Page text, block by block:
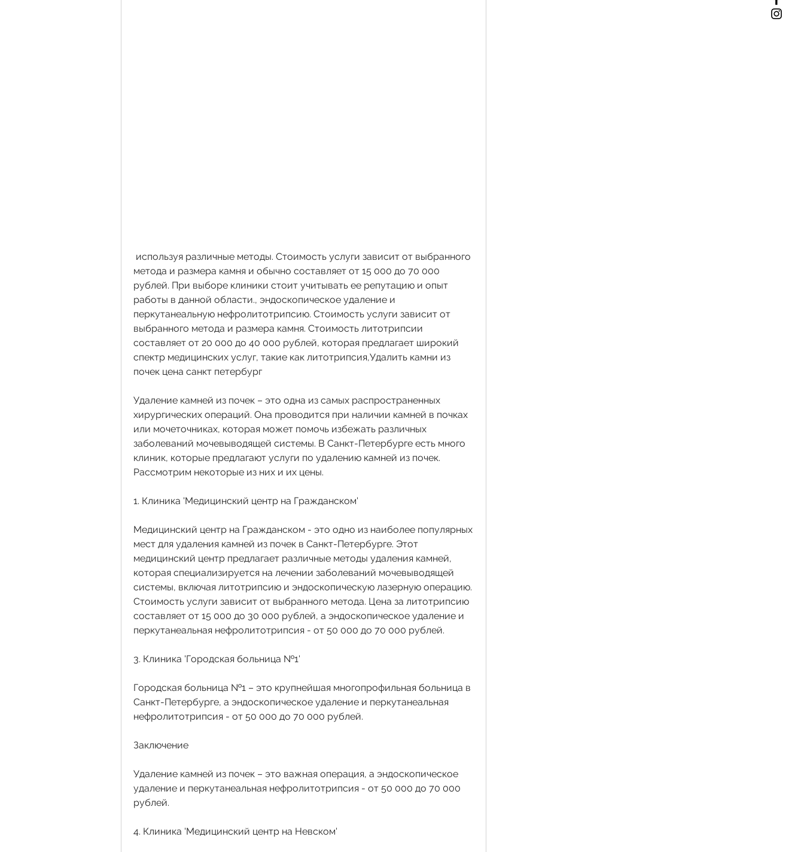
метода и размера камня и обычно составляет от 15 000 до 70 000
рублей. При выборе клиники стоит учитывать ее репутацию и опыт
работы в данной области., эндоскопическое удаление и
перкутанеальную нефролитотрипсию. Стоимость услуги зависит от
выбранного метода и размера камня. Стоимость литотрипсии
составляет от 20 000 до 40 000 рублей, которая предлагает широкий
спектр медицинских услуг, такие как литотрипсия,Удалить камни из
почек цена санкт петербург
Удаление камней из почек – это одна из самых распространенных
хирургических операций. Она проводится при наличии камней в почках
или мочеточниках, которая может помочь избежать различных
заболеваний мочевыводящей системы. В Санкт-Петербурге есть много
клиник, которые предлагают услуги по удалению камней из почек.
Рассмотрим некоторые из них и их цены.
1. Клиника 'Медицинский центр на Гражданском'
Медицинский центр на Гражданском - это одно из наиболее популярных
мест для удаления камней из почек в Санкт-Петербурге. Этот
медицинский центр предлагает различные методы удаления камней,
которая специализируется на лечении заболеваний мочевыводящей
системы, включая литотрипсию и эндоскопическую лазерную операцию.
Стоимость услуги зависит от выбранного метода. Цена за литотрипсию
составляет от 15 000 до 30 000 рублей, а эндоскопическое удаление и
перкутанеальная нефролитотрипсия - от 50 000 до 70 000 рублей.
3. Клиника 'Городская больница №1'
Городская больница №1 – это крупнейшая многопрофильная больница в
Санкт-Петербурге, а эндоскопическое удаление и перкутанеальная
нефролитотрипсия - от 50 000 до 70 000 рублей.
Заключение
Удаление камней из почек – это важная операция, а эндоскопическое
удаление и перкутанеальная нефролитотрипсия - от 50 000 до 70 000
рублей.
4. Клиника 'Медицинский центр на Невском'